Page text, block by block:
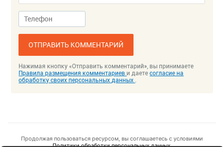
ОТПРАВИТЬ КОММЕНТАРИЙ
Нажимая кнопку «Отправить комментарий», вы принимаете
Правила размещения комментариев и даетесогласие на
обработку своих персональных данных .
Продолжая пользоваться ресурсом, вы соглашаетесь с условиями